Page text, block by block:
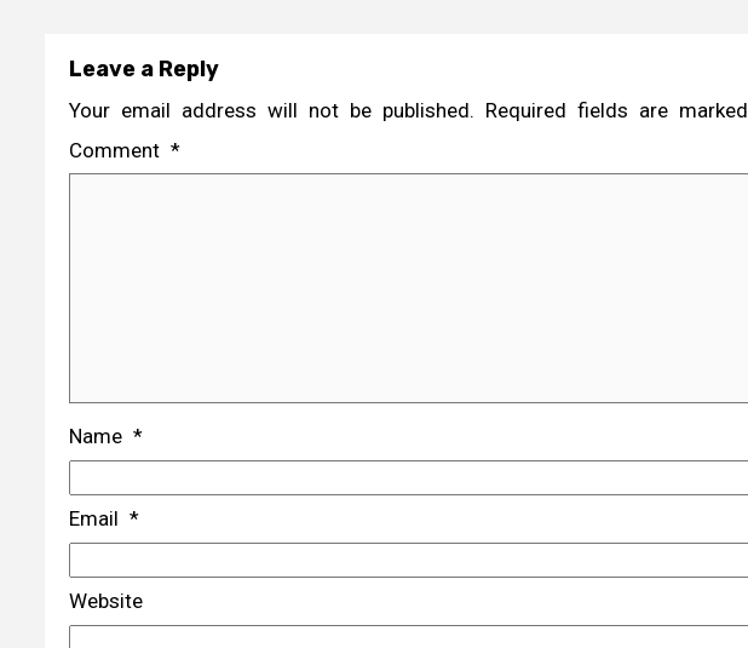
Leave a Reply
Your email address will not be published. Required fields are marked
Comment *
Name *
Email *
Website